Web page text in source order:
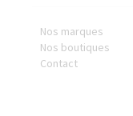
Nos marques
Nos boutiques
Contact